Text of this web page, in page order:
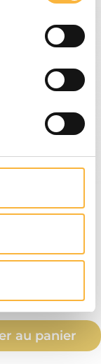
la
au panier